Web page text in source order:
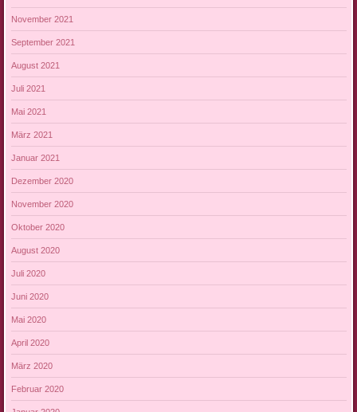
November 2021
September 2021
August 2021
Juli 2021
Mai 2021
März 2021
Januar 2021
Dezember 2020
November 2020
Oktober 2020
August 2020
Juli 2020
Juni 2020
Mai 2020
April 2020
März 2020
Februar 2020